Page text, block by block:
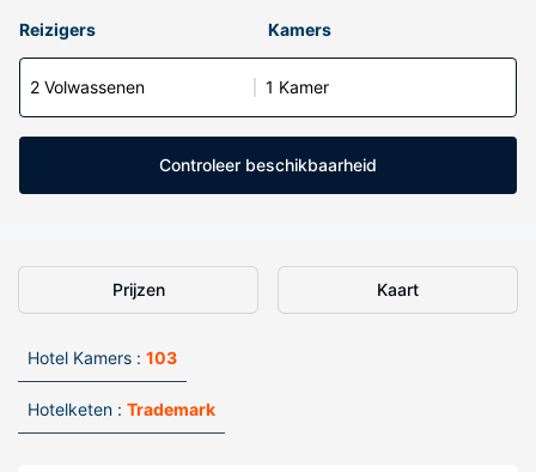
Reizigers Kamers
2 Volwassenen 1 Kamer
Controleer beschikbaarheid
Prijzen Kaart
Hotel Kamers : 103
Hotelketen : Trademark